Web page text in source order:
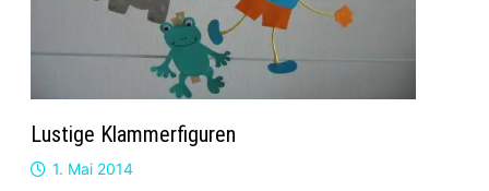
Lustige Klammerfiguren
1. Mai 2014